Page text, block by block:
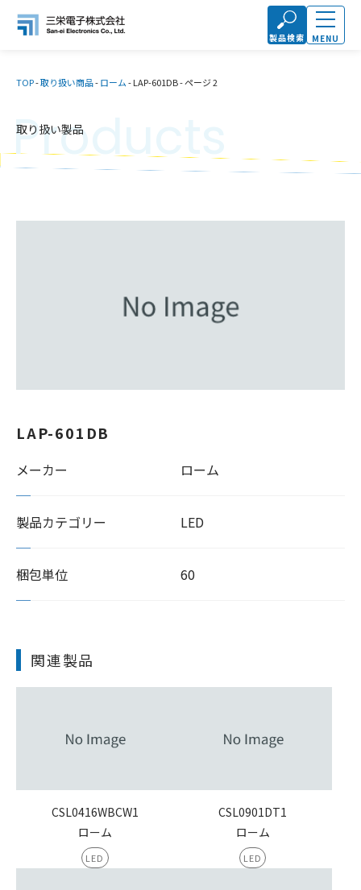
製品検索 MENU
TOP-取り扱い商品-ローム-LAP-601DB-ページ 2
取り扱い製品
Products
LAP-601DB
メーカー ローム
製品カテゴリー LED
梱包単位 60
関連製品
CSL0416WBCW1
ローム
LED
CSL0901DT1
ローム
LED